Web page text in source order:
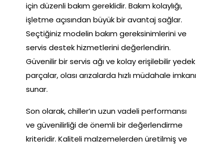
için düzenli bakım gereklidir. Bakım kolaylığı,
işletme açısından büyük bir avantaj sağlar.
Seçtiğiniz modelin bakım gereksinimlerini ve
servis destek hizmetlerini değerlendirin.
Güvenilir bir servis ağı ve kolay erişilebilir yedek
parçalar, olası arızalarda hızlı müdahale imkanı
sunar.
Son olarak, chiller’ın uzun vadeli performansı
ve güvenilirliği de önemli bir değerlendirme
kriteridir. Kaliteli malzemelerden üretilmiş ve